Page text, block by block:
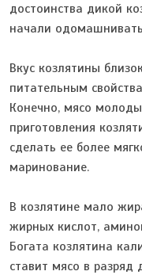
достоинства дикой
начали
Вкус козлятины
питательным
Конечно, мясо
приготовления
сделать ее более
маринование.
В козлятине мало
жирных кислот,
Богата козлятина
ставит мясо в разряд